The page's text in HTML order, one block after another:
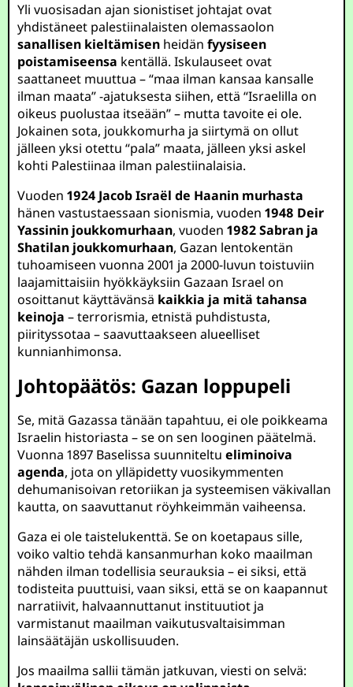
Yli vuosisadan ajan sionistiset johtajat ovat
yhdistäneet palestiinalaisten olemassaolon
sanallisen kieltämisen heidänfyysiseen
poistamiseensa kentällä. Iskulauseet ovat
saattaneet muuttua – “maa ilman kansaa kansalle
ilman maata” -ajatuksesta siihen, että “Israelilla on
oikeus puolustaa itseään” – mutta tavoite ei ole.
Jokainen sota, joukkomurha ja siirtymä on ollut
jälleen yksi otettu “pala” maata, jälleen yksi askel
kohti Palestiinaa ilman palestiinalaisia.
Vuoden1924 Jacob Israël de Haanin murhasta
hänen vastustaessaan sionismia, vuoden1948 Deir
Yassinin joukkomurhaan, vuoden1982 Sabran ja
Shatilan joukkomurhaan, Gazan lentokentän
tuhoamiseen vuonna 2001 ja 2000-luvun toistuviin
laajamittaisiin hyökkäyksiin Gazaan Israel on
osoittanut käyttävänsä kaikkia ja mitä tahansa
keinoja – terrorismia, etnistä puhdistusta,
piirityssotaa – saavuttaakseen alueelliset
kunnianhimonsa.
Johtopäätös: Gazan loppupeli
Se, mitä Gazassa tänään tapahtuu, ei ole poikkeama
Israelin historiasta – se on sen looginen päätelmä.
Vuonna 1897 Baselissa suunniteltueliminoiva
agenda, jota on ylläpidetty vuosikymmenten
dehumanisoivan retoriikan ja systeemisen väkivallan
kautta, on saavuttanut röyhkeimmän vaiheensa.
Gaza ei ole taistelukenttä. Se on koetapaus sille,
voiko valtio tehdä kansanmurhan koko maailman
nähden ilman todellisia seurauksia – ei siksi, että
todisteita puuttuisi, vaan siksi, että se on kaapannut
narratiivit, halvaannuttanut instituutiot ja
varmistanut maailman vaikutusvaltaisimman
lainsäätäjän uskollisuuden.
Jos maailma sallii tämän jatkuvan, viesti on selvä: